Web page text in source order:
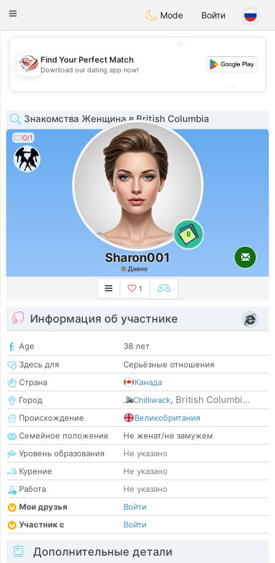
Dating
Toggle
Mode Войти
💖
💕
Find Your Perfect Match
Download our dating app now!
Знакомства Женщина в British Columbia
0/1
0
Sharon001
Давно
1
Информация об участнике
Age
38 лет
Здесь для
Серьёзные отношения
Страна
Канада
Город
Chilliwack, British Columbi...
Происхождение
Великобритания
Семейное положение
Не женат/не замужем
Уровень образования
Не указано
Курение
Не указано
Работа
Не указано
Мои друзья
Войти
Участник с
Войти
Дополнительные детали